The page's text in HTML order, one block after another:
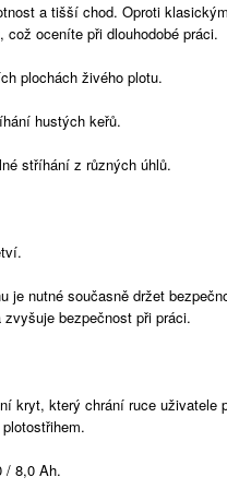
a tišší chod. Oproti
oceníte při dlouhodobé práci.
plochách živého plotu.
hustých keřů.
stříhání z různých úhlů.
nutné současně držet
bezpečnost při práci.
kryt, který chrání ruce uživatele
/ 8,0 Ah.